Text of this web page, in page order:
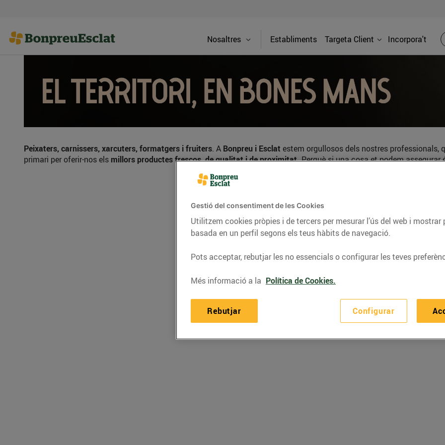
Nosaltres Establiments Targeta Client Incorpora't
Peixaters, carnissers, xarcuters, formatgers i fruiters. A Bonpreu i Esclat estem orgullosos dels nostres
primari per oferir-nos els millors productes frescos, de qualitat i de proximitat.Perquè si una cosa et podem assegurar
Gestió del consentiment de les Cookies
Utilitzem cookies pròpies i de tercers per mesurar l’ús del web i
basada en un perfil segons els teus hàbits de navegació.
Pots acceptar, rebutjar les no essencials o configurar les teves
Més informació a la Política de Cookies.
Configurar
Rebutjar